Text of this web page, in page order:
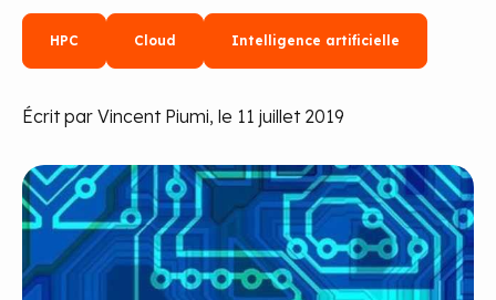
HPC Cloud Intelligence artificielle
Écrit par Vincent Piumi, le 11 juillet 2019